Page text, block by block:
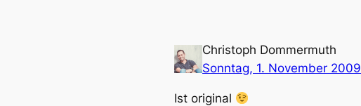
Christoph Dommermuth
Sonntag, 1. November 2009
Ist original